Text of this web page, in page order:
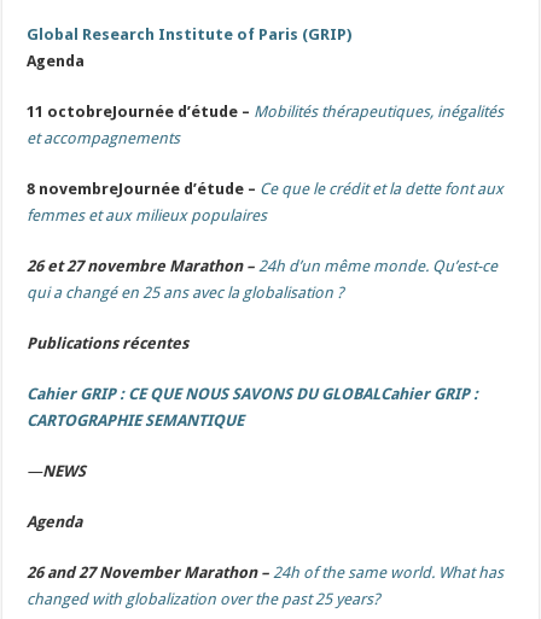
Global Research Institute of Paris (GRIP)
Agenda
11 octobreJournée d’étude – Mobilités thérapeutiques, inégalités
et accompagnements
8 novembreJournée d’étude – Ce que le crédit et la dette font aux
femmes et aux milieux populaires
26 et 27 novembre Marathon –24h d’un même monde. Qu’est-ce
qui a changé en 25 ans avec la globalisation ?
Publications récentes
Cahier GRIP : CE QUE NOUS SAVONS DU GLOBALCahier GRIP :
CARTOGRAPHIE SEMANTIQUE
—NEWS
Agenda
26 and 27 November Marathon –24h of the same world. What has
changed with globalization over the past 25 years?